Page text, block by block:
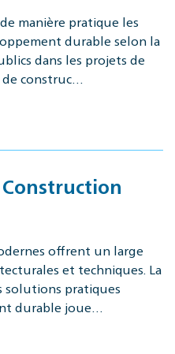
manière pratique les
durable selon la
dans les projets de
construc…
offrent un large
et techniques. La
solutions pratiques
durable joue…